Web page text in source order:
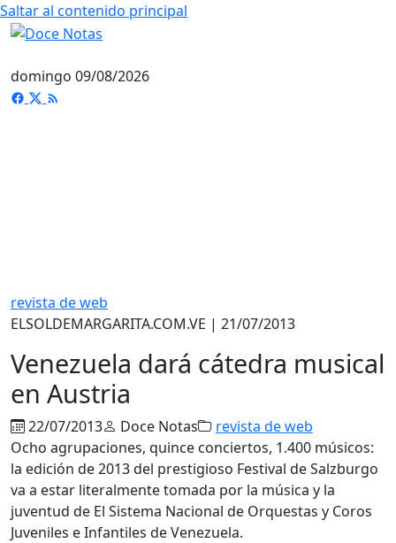
Saltar al contenido principal
domingo 09/08/2026
revista de web
ELSOLDEMARGARITA.COM.VE | 21/07/2013
Venezuela dará cátedra musical
en Austria
22/07/2013 Doce Notas
revista de web
Ocho agrupaciones, quince conciertos, 1.400 músicos:
la edición de 2013 del prestigioso Festival de Salzburgo
va a estar literalmente tomada por la música y la
juventud de El Sistema Nacional de Orquestas y Coros
Juveniles e Infantiles de Venezuela.